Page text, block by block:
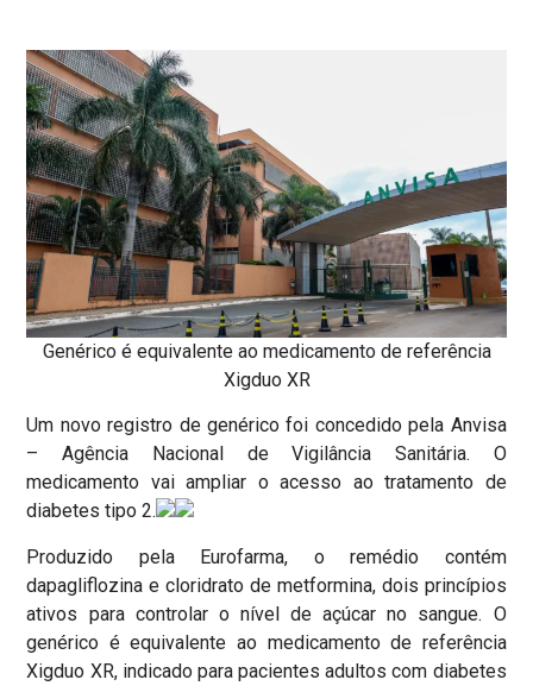
Genérico é equivalente ao medicamento de referência
Xigduo XR
Um novo registro de genérico foi concedido pela Anvisa
– Agência Nacional de Vigilância Sanitária. O
medicamento vai ampliar o acesso ao tratamento de
diabetes tipo 2.
Produzido pela Eurofarma, o remédio contém
dapagliflozina e cloridrato de metformina, dois princípios
ativos para controlar o nível de açúcar no sangue. O
genérico é equivalente ao medicamento de referência
Xigduo XR, indicado para pacientes adultos com diabetes